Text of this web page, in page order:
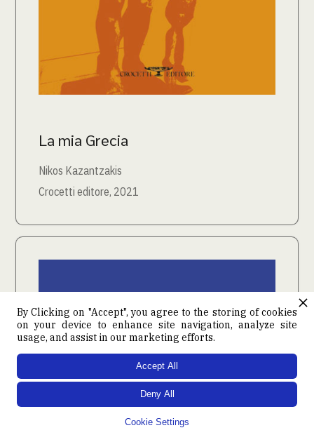
La mia Grecia
Nikos Kazantzakis
Crocetti editore, 2021
By Clicking on "Accept", you agree to the storing of cookies
on your device to enhance site navigation, analyze site
usage, and assist in our marketing efforts.
Cookie Settings
Deny All
Accept All